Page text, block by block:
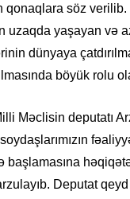
qonaqlara söz verilib.
uzaqda yaşayan və
dünyaya
böyük rolu
Məclisin deputatı
başlamasına
Deputat